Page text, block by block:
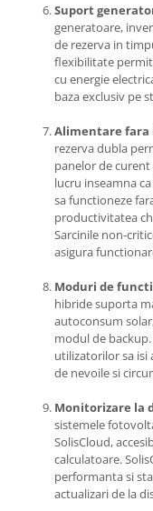
Suport
generatoare,
de rezerva in
flexibilitate
cu energie
baza exclusiv pe
Alimentare
rezerva dubla
panelor de
lucru inseamna
sa functioneze
productivitatea
Sarcinile non-
asigura
Moduri de
hibride suporta
autoconsum
modul de
utilizatorilor sa isi
de nevoile si
Monitorizare la
sistemele
SolisCloud,
calculatoare.
performanta si
actualizari de la